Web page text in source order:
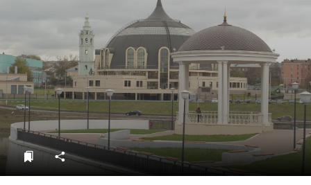
Голодный шпион